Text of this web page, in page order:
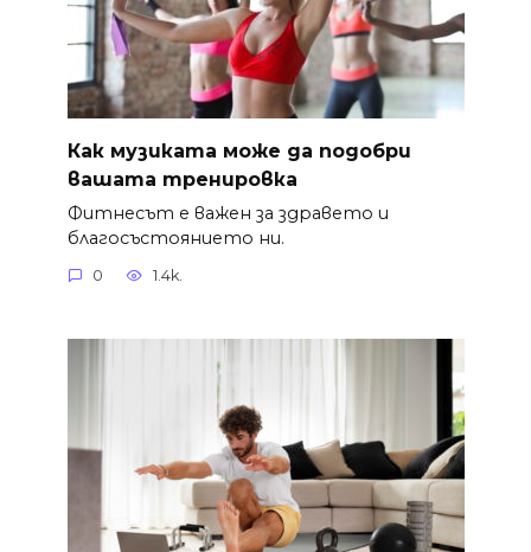
Как музиката може да подобри
вашата тренировка
Фитнесът е важен за здравето и
благосъстоянието ни.
0 1.4k.